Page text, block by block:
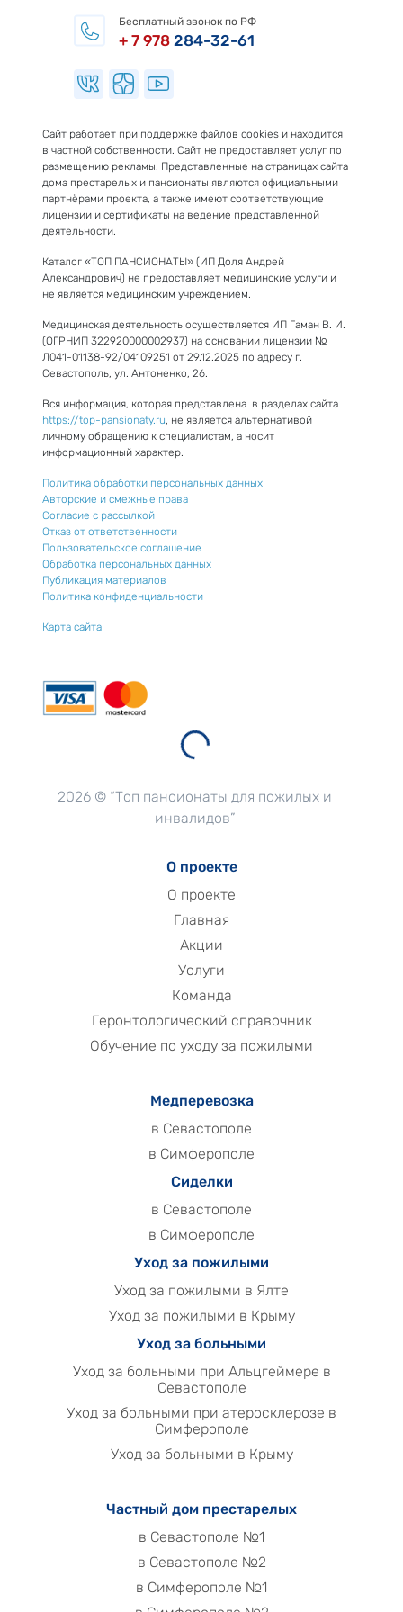
Бесплатный звонок по РФ
+ 7 978284-32-61
Сайт работает при поддержке файлов cookies и находится
в частной собственности. Сайт не предоставляет услуг по
размещению рекламы. Представленные на страницах сайта
дома престарелых и пансионаты являются официальными
партнёрами проекта, а также имеют соответствующие
лицензии и сертификаты на ведение представленной
деятельности.
Каталог «ТОП ПАНСИОНАТЫ» (ИП Доля Андрей
Александрович) не предоставляет медицинские услуги и
не является медицинским учреждением.
Медицинская деятельность осуществляется ИП Гаман В. И.
(ОГРНИП 322920000002937) на основании лицензии №
Л041-01138-92/04109251 от 29.12.2025 по адресу г.
Севастополь, ул. Антоненко, 26.
Вся информация, которая представлена в разделах сайта
https://top-pansionaty.ru, не является альтернативой
личному обращению к специалистам, а носит
информационный характер.
Политика обработки персональных данных
Авторские и смежные права
Согласие с рассылкой
Отказ от ответственности
Пользовательское соглашение
Обработка персональных данных
Публикация материалов
Политика конфиденциальности
Карта сайта
2026 © “Топ пансионаты для пожилых и
инвалидов”
О проекте
О проекте
Главная
Акции
Услуги
Команда
Геронтологический справочник
Обучение по уходу за пожилыми
Медперевозка
в Севастополе
в Симферополе
Сиделки
в Севастополе
в Симферополе
Уход за пожилыми
Уход за пожилыми в Ялте
Уход за пожилыми в Крыму
Уход за больными
Уход за больными при Альцгеймере в
Севастополе
Уход за больными при атеросклерозе в
Симферополе
Уход за больными в Крыму
Частный дом престарелых
в Севастополе №1
в Севастополе №2
в Симферополе №1